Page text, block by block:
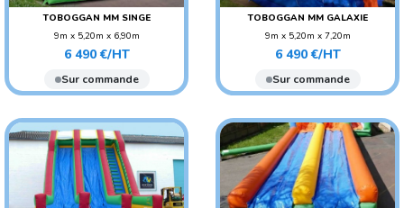
TOBOGGAN MM SINGE
9m x 5,20m x 6,90m
POIDS : 380 KG
AGE CONSEILLÉ :
ADO/ADULTE
Prix
6 490 €/HT
Sur commande
TOBOGGAN MM GALAXIE
9m x 5,20m x 7,20m
POIDS : 380 KG
AGE CONSEILLÉ :
ADO/ADULTE
Prix
6 490 €/HT
Sur commande